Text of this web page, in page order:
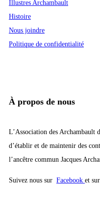
Illustres Archambault
Histoire
Nous joindre
Politique de confidentialité
À propos de nous
L’Association des Archambault
d’établir et de maintenir des
l’ancêtre commun Jacques
Suivez nous sur Facebook et sur